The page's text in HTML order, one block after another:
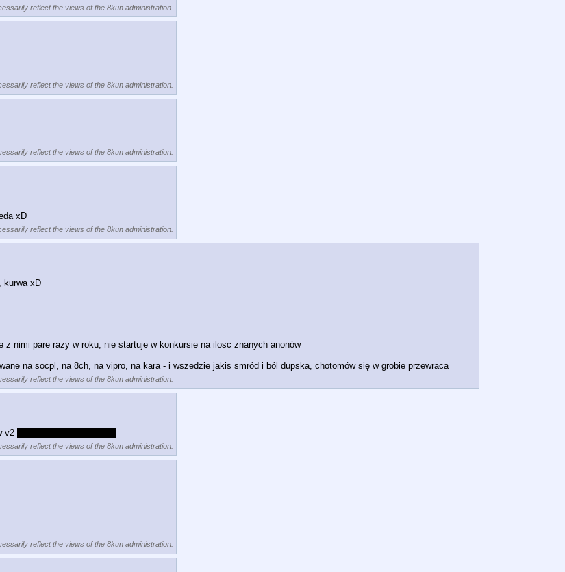
reflect the views of the 8kun administration.
reflect the views of the 8kun administration.
reflect the views of the 8kun administration.
xD
reflect the views of the 8kun administration.
kurwa xD
nimi pare razy w roku, nie startuje w konkursie na ilosc znanych anonów
na socpl, na 8ch, na vipro, na kara - i wszedzie jakis smród i ból dupska, chotomów się w grobie przewraca
reflect the views of the 8kun administration.
v2
reflect the views of the 8kun administration.
reflect the views of the 8kun administration.